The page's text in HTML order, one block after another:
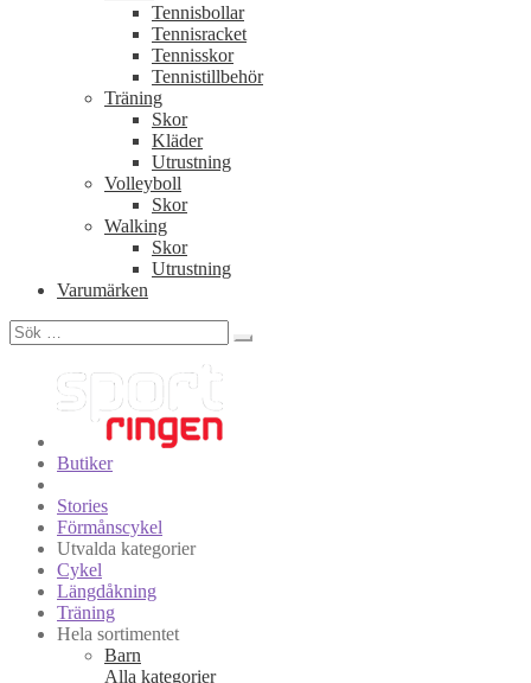
Tennisbollar
Tennisracket
Tennisskor
Tennistillbehör
Träning
Skor
Kläder
Utrustning
Volleyboll
Skor
Walking
Skor
Utrustning
Varumärken
Sök
efter:
Butiker
Stories
Förmånscykel
Utvalda kategorier
Cykel
Längdåkning
Träning
Hela sortimentet
Barn
Alla kategorier